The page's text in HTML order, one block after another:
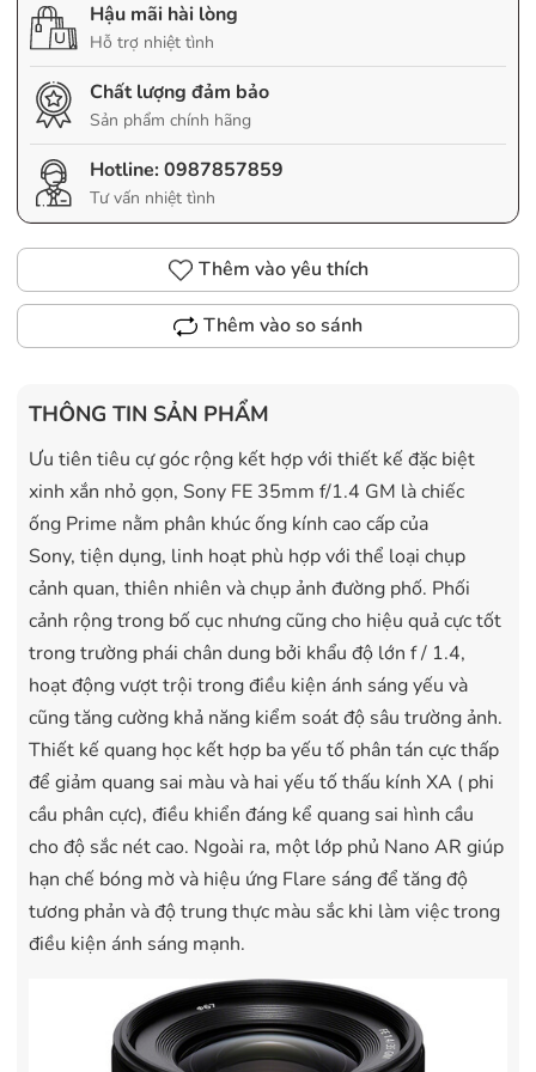
Hậu mãi hài lòng
Hỗ trợ nhiệt tình
Chất lượng đảm bảo
Sản phẩm chính hãng
Hotline:0987857859
Tư vấn nhiệt tình
Thêm vào yêu thích
Thêm vào so sánh
THÔNG TIN SẢN PHẨM
Ưu tiên tiêu cự góc rộng kết hợp với thiết kế đặc biệt
xinh xắn nhỏ gọn, Sony FE 35mm f/1.4 GM là chiếc
ống Prime nằm phân khúc ống kính cao cấp của
Sony, tiện dụng, linh hoạt phù hợp với thể loại chụp
cảnh quan, thiên nhiên và chụp ảnh đường phố. Phối
cảnh rộng trong bố cục nhưng cũng cho hiệu quả cực tốt
trong trường phái chân dung bởi khẩu độ lớn f / 1.4,
hoạt động vượt trội trong điều kiện ánh sáng yếu và
cũng tăng cường khả năng kiểm soát độ sâu trường ảnh.
Thiết kế quang học kết hợp ba yếu tố phân tán cực thấp
để giảm quang sai màu và hai yếu tố thấu kính XA ( phi
cầu phân cực), điều khiển đáng kể quang sai hình cầu
cho độ sắc nét cao. Ngoài ra, một lớp phủ Nano AR giúp
hạn chế bóng mờ và hiệu ứng Flare sáng để tăng độ
tương phản và độ trung thực màu sắc khi làm việc trong
điều kiện ánh sáng mạnh.